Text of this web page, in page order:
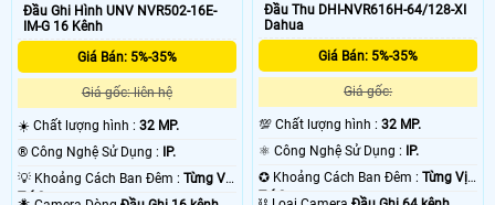
Đầu Ghi Hình UNV NVR502-16E-
IM-G 16 Kênh
Giá Bán: 5%-35%
Giá gốc: liên hệ
☀️ Chất lượng hình : 32 MP.
®️ Công Nghệ Sử Dụng :
IP.
💡 Khoảng Cách Ban Đêm : Từng Vị
Trí Camera .
Đầu Thu DHI-NVR616H-64/128-XI
Dahua
Giá Bán: 5%-35%
Giá gốc:
💯 Chất lượng hình :32 MP.
⚛️ Công Nghệ Sử Dụng : IP.
✪ Khoảng Cách Ban Đêm :Từng Vị
Trí Camera .